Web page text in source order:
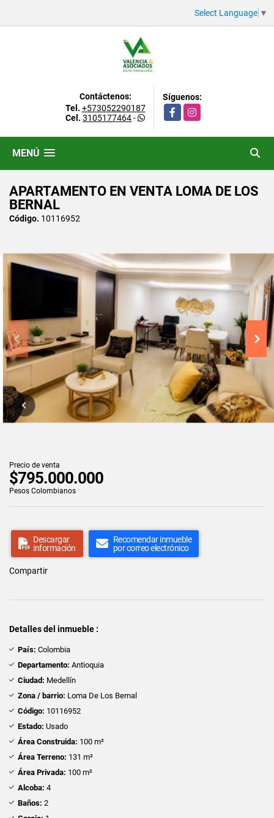
Select Language ▼
Contáctenos:
Tel. +573052290187
Cel. 3105177464-
Síguenos:
FacebookInstagram
MENÚ
APARTAMENTO EN VENTA LOMA DE LOS
BERNAL
Código. 10116952
Precio de venta
$795.000.000
Pesos Colombianos
Descargar
información
Recomendar inmueble
por correo electrónico
Compartir
Detalles del inmueble :
País: Colombia
Departamento: Antioquia
Ciudad: Medellín
Zona / barrio: Loma De Los Bernal
Código: 10116952
Estado: Usado
Área Construida: 100 m²
Área Terreno: 131 m²
Área Privada: 100 m²
Alcoba: 4
Baños: 2